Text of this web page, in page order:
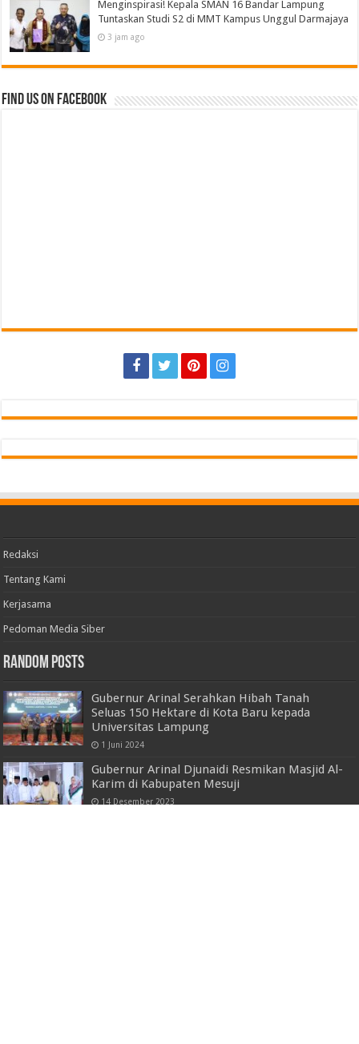
Menginspirasi! Kepala SMAN 16 Bandar Lampung
Tuntaskan Studi S2 di MMT Kampus Unggul Darmajaya
3 jam ago
Find us on Facebook
Redaksi
Tentang Kami
Kerjasama
Pedoman Media Siber
Random Posts
Gubernur Arinal Serahkan Hibah Tanah
Seluas 150 Hektare di Kota Baru kepada
Universitas Lampung
1 Juni 2024
Gubernur Arinal Djunaidi Resmikan Masjid Al-
Karim di Kabupaten Mesuji
14 Desember 2023